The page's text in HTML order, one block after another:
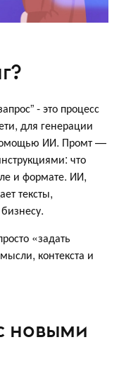
- это процесс
для генерации
помощью ИИ. Промт —
что
и формате. ИИ,
тексты,
«задать
контекста и
новыми